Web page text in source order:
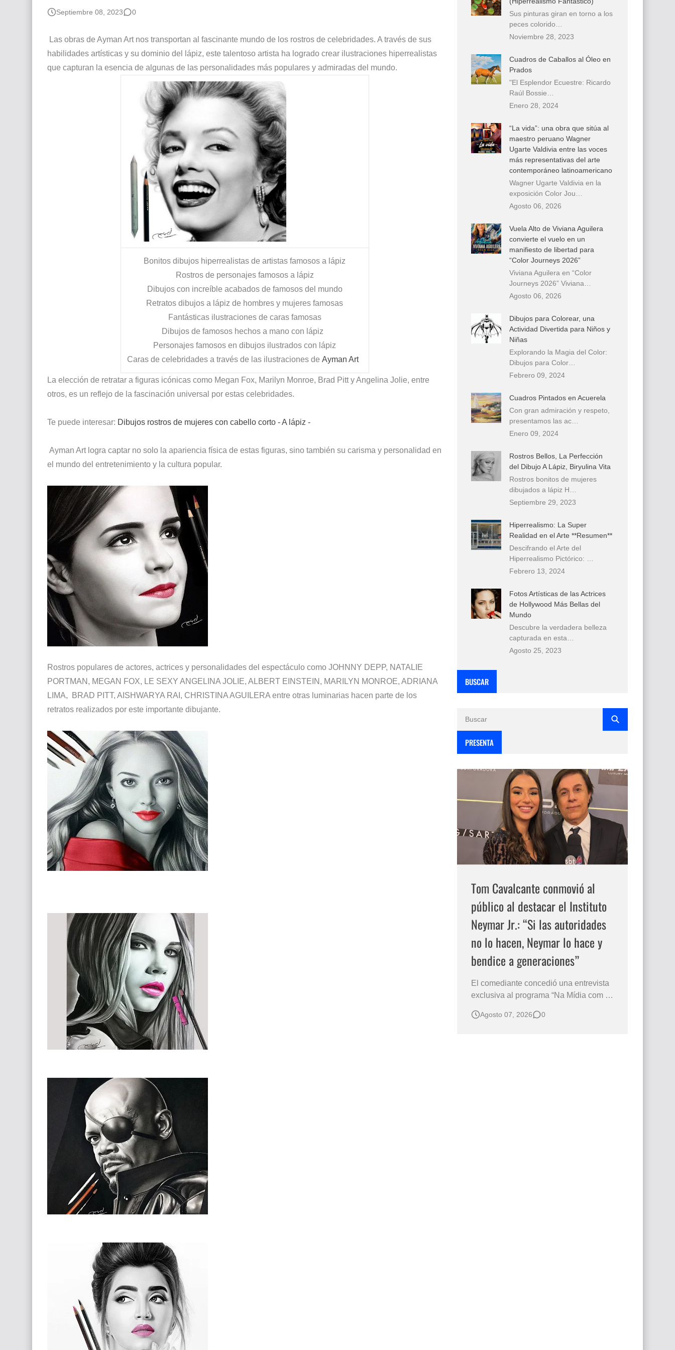
Que significan los cuadros de negras africanas?
Septiembre 08, 2023 0
Las obras de Ayman Art nos transportan al fascinante mundo de los rostros de celebridades. A través de sus
habilidades artísticas y su dominio del lápiz, este talentoso artista ha logrado crear ilustraciones hiperrealistas
que capturan la esencia de algunas de las personalidades más populares y admiradas del mundo.
Bonitos dibujos hiperrealistas de artistas famosos a lápiz
Rostros de personajes famosos a lápiz
Dibujos con increíble acabados de famosos del mundo
Retratos dibujos a lápiz de hombres y mujeres famosas
Fantásticas ilustraciones de caras famosas
Dibujos de famosos hechos a mano con lápiz
Personajes famosos en dibujos ilustrados con lápiz
Caras de celebridades a través de las ilustraciones de Ayman Art
La elección de retratar a figuras icónicas como Megan Fox, Marilyn Monroe, Brad Pitt y Angelina Jolie, entre
otros, es un reflejo de la fascinación universal por estas celebridades.
Te puede interesar: Dibujos rostros de mujeres con cabello corto - A lápiz -
Ayman Art logra captar no solo la apariencia física de estas figuras, sino también su carisma y personalidad en
el mundo del entretenimiento y la cultura popular.
Rostros populares de actores, actrices y personalidades del espectáculo como JOHNNY DEPP, NATALIE
PORTMAN, MEGAN FOX, LE SEXY ANGELINA JOLIE, ALBERT EINSTEIN, MARILYN MONROE, ADRIANA
LIMA, BRAD PITT, AISHWARYA RAI, CHRISTINA AGUILERA entre otras luminarias hacen parte de los
retratos realizados por este importante dibujante.
Sus pinturas giran en torno a los
peces colorido…
Noviembre 28, 2023
Cuadros de Caballos al Óleo en
Prados
"El Esplendor Ecuestre: Ricardo
Raúl Bossie…
Enero 28, 2024
“La vida”: una obra que sitúa al
maestro peruano Wagner
Ugarte Valdivia entre las voces
más representativas del arte
contemporáneo latinoamericano
Wagner Ugarte Valdivia en la
exposición Color Jou…
Agosto 06, 2026
Vuela Alto de Viviana Aguilera
convierte el vuelo en un
manifiesto de libertad para
“Color Journeys 2026”
Viviana Aguilera en “Color
Journeys 2026” Viviana…
Agosto 06, 2026
Dibujos para Colorear, una
Actividad Divertida para Niños y
Niñas
Explorando la Magia del Color:
Dibujos para Color…
Febrero 09, 2024
Cuadros Pintados en Acuerela
Con gran admiración y respeto,
presentamos las ac…
Enero 09, 2024
Rostros Bellos, La Perfección
del Dibujo A Lápiz, Biryulina Vita
Rostros bonitos de mujeres
dibujados a lápiz H…
Septiembre 29, 2023
Hiperrealismo: La Super
Realidad en el Arte **Resumen**
Descifrando el Arte del
Hiperrealismo Pictórico: …
Febrero 13, 2024
Fotos Artísticas de las Actrices
de Hollywood Más Bellas del
Mundo
Descubre la verdadera belleza
capturada en esta…
Agosto 25, 2023
BUSCAR
PRESENTA
Tom Cavalcante conmovió al
público al destacar el Instituto
Neymar Jr.: “Si las autoridades
no lo hacen, Neymar lo hace y
bendice a generaciones”
El comediante concedió una entrevista
exclusiva al programa “Na Mídia com a
Subasta del Instituto Neymar Jr., uno de
Agosto 07, 2026 0